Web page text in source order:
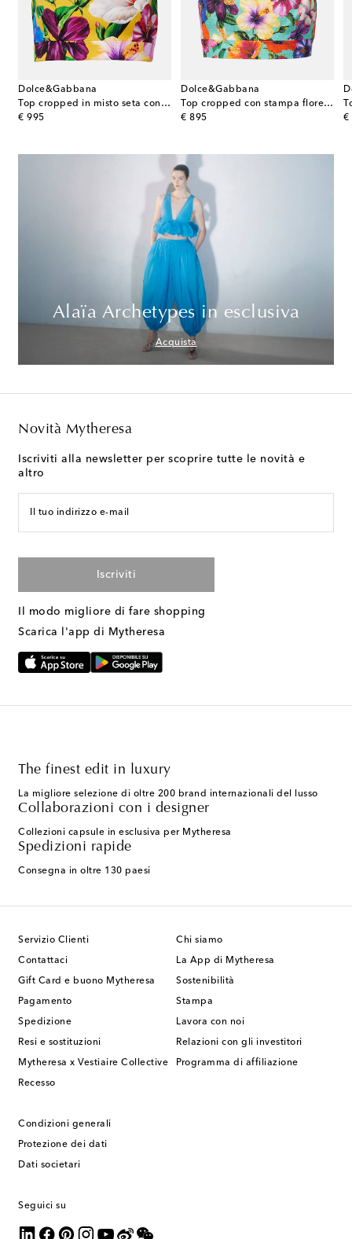
Dolce&Gabbana
Top cropped in misto seta con stampa floreale
€ 995
original price
Dolce&Gabbana
Top cropped con stampa floreale
€ 895
original price €
Alaïa Archetypes in esclusiva
Acquista
Novità Mytheresa
Iscriviti alla newsletter per scoprire tutte le novità e
altro
Il tuo indirizzo e-mail
Iscriviti
Il modo migliore di fare shopping
Scarica l'app di Mytheresa
The finest edit in luxury
La migliore selezione di oltre 200 brand internazionali del lusso
Collaborazioni con i designer
Collezioni capsule in esclusiva per Mytheresa
Spedizioni rapide
Consegna in oltre 130 paesi
Servizio Clienti
Contattaci
Gift Card e buono Mytheresa
Pagamento
Spedizione
Resi e sostituzioni
Mytheresa x Vestiaire Collective
Recesso
Chi siamo
La App di Mytheresa
Sostenibilità
Stampa
Lavora con noi
Relazioni con gli investitori
Programma di affiliazione
Condizioni generali
Protezione dei dati
Dati societari
Seguici su